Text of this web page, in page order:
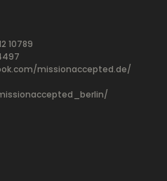
10789
missionaccepted.de/